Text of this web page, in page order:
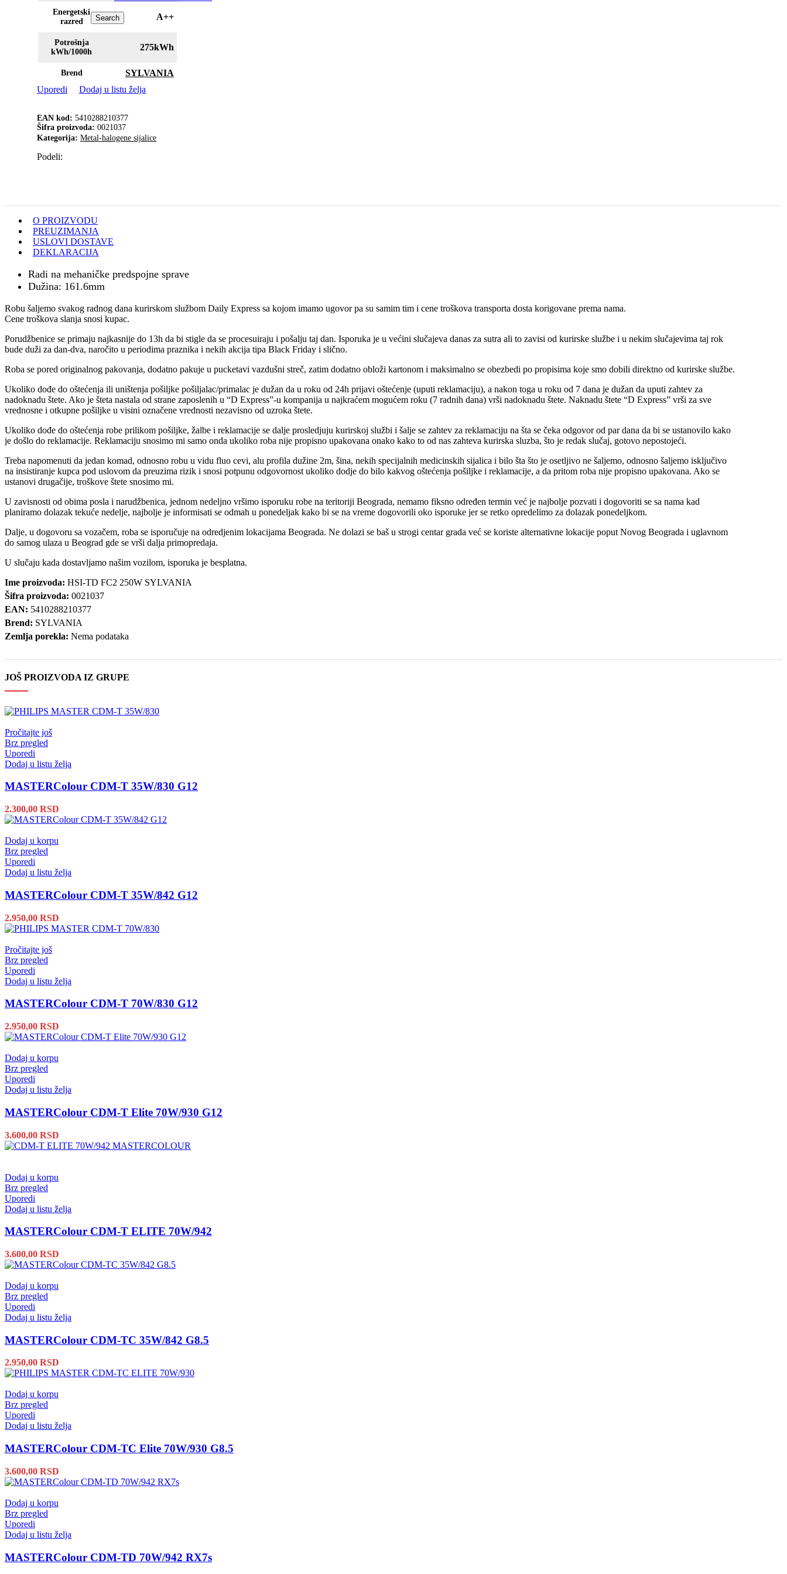
Search
Energetski
razred
A++
Potrošnja
kWh/1000h
275kWh
Brend
SYLVANIA
Uporedi
Dodaj u listu želja
EAN kod: 5410288210377
Šifra proizvoda: 0021037
Kategorija: Metal-halogene sijalice
Podeli:
O PROIZVODU
PREUZIMANJA
USLOVI DOSTAVE
DEKLARACIJA
Radi na mehaničke predspojne sprave
Dužina: 161.6mm
Robu šaljemo svakog radnog dana kurirskom službom Daily Express sa kojom imamo ugovor pa su samim tim i cene troškova transporta dosta korigovane prema nama.
Cene troškova slanja snosi kupac.
Porudžbenice se primaju najkasnije do 13h da bi stigle da se procesuiraju i pošalju taj dan. Isporuka je u većini slučajeva danas za sutra ali to zavisi od kurirske službe i u nekim slučajevima taj rok
bude duži za dan-dva, naročito u periodima praznika i nekih akcija tipa Black Friday i slično.
Roba se pored originalnog pakovanja, dodatno pakuje u pucketavi vazdušni streč, zatim dodatno obloži kartonom i maksimalno se obezbedi po propisima koje smo dobili direktno od kurirske službe.
Ukoliko dođe do oštećenja ili uništenja pošiljke pošiljalac/primalac je dužan da u roku od 24h prijavi oštećenje (uputi reklamaciju), a nakon toga u roku od 7 dana je dužan da uputi zahtev za
nadoknadu štete. Ako je šteta nastala od strane zaposlenih u “D Express”-u kompanija u najkraćem mogućem roku (7 radnih dana) vrši nadoknadu štete. Naknadu štete “D Express” vrši za sve
vrednosne i otkupne pošiljke u visini označene vrednosti nezavisno od uzroka štete.
Ukoliko dođe do oštećenja robe prilikom pošiljke, žalbe i reklamacije se dalje prosledjuju kurirskoj službi i šalje se zahtev za reklamaciju na šta se čeka odgovor od par dana da bi se ustanovilo kako
je došlo do reklamacije. Reklamaciju snosimo mi samo onda ukoliko roba nije propisno upakovana onako kako to od nas zahteva kurirska sluzba, što je redak slučaj, gotovo nepostojeći.
Treba napomenuti da jedan komad, odnosno robu u vidu fluo cevi, alu profila dužine 2m, šina, nekih specijalnih medicinskih sijalica i bilo šta što je osetljivo ne šaljemo, odnosno šaljemo isključivo
na insistiranje kupca pod uslovom da preuzima rizik i snosi potpunu odgovornost ukoliko dodje do bilo kakvog oštećenja pošiljke i reklamacije, a da pritom roba nije propisno upakovana. Ako se
ustanovi drugačije, troškove štete snosimo mi.
U zavisnosti od obima posla i narudžbenica, jednom nedeljno vršimo isporuku robe na teritoriji Beograda, nemamo fiksno određen termin već je najbolje pozvati i dogovoriti se sa nama kad
planiramo dolazak tekuće nedelje, najbolje je informisati se odmah u ponedeljak kako bi se na vreme dogovorili oko isporuke jer se retko opredelimo za dolazak ponedeljkom.
Dalje, u dogovoru sa vozačem, roba se isporučuje na odredjenim lokacijama Beograda. Ne dolazi se baš u strogi centar grada već se koriste alternativne lokacije poput Novog Beograda i uglavnom
do samog ulaza u Beograd gde se vrši dalja primopredaja.
U slučaju kada dostavljamo našim vozilom, isporuka je besplatna.
Ime proizvoda: HSI-TD FC2 250W SYLVANIA
Šifra proizvoda: 0021037
EAN: 5410288210377
Brend: SYLVANIA
Zemlja porekla: Nema podataka
JOŠ PROIZVODA IZ GRUPE
Pročitajte još
Brz pregled
Uporedi
Dodaj u listu želja
MASTERColour CDM-T 35W/830 G12
2.300,00 RSD
Dodaj u korpu
Brz pregled
Uporedi
Dodaj u listu želja
MASTERColour CDM-T 35W/842 G12
2.950,00 RSD
Pročitajte još
Brz pregled
Uporedi
Dodaj u listu želja
MASTERColour CDM-T 70W/830 G12
2.950,00 RSD
Dodaj u korpu
Brz pregled
Uporedi
Dodaj u listu želja
MASTERColour CDM-T Elite 70W/930 G12
3.600,00 RSD
Dodaj u korpu
Brz pregled
Uporedi
Dodaj u listu želja
MASTERColour CDM-T ELITE 70W/942
3.600,00 RSD
Dodaj u korpu
Brz pregled
Uporedi
Dodaj u listu želja
MASTERColour CDM-TC 35W/842 G8.5
2.950,00 RSD
Dodaj u korpu
Brz pregled
Uporedi
Dodaj u listu želja
MASTERColour CDM-TC Elite 70W/930 G8.5
3.600,00 RSD
Dodaj u korpu
Brz pregled
Uporedi
Dodaj u listu želja
MASTERColour CDM-TD 70W/942 RX7s